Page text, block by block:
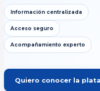
Información centralizada
Acceso seguro
Acompañamiento experto
Quiero conocer la